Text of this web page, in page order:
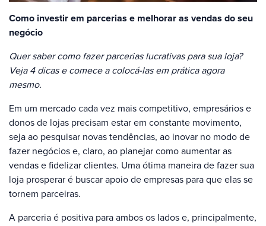
Como investir em parcerias e melhorar as vendas do seu
negócio
Quer saber como fazer parcerias lucrativas para sua loja?
Veja 4 dicas e comece a colocá-las em prática agora
mesmo.
Em um mercado cada vez mais competitivo, empresários e
donos de lojas precisam estar em constante movimento,
seja ao pesquisar novas tendências, ao inovar no modo de
fazer negócios e, claro, ao planejar como aumentar as
vendas e fidelizar clientes. Uma ótima maneira de fazer sua
loja prosperar é buscar apoio de empresas para que elas se
tornem parceiras.
A parceria é positiva para ambos os lados e, principalmente,